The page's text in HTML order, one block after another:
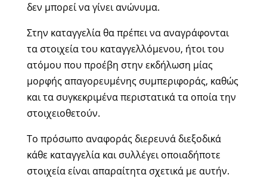
δεν μπορεί να γίνει ανώνυμα.
Στην καταγγελία θα πρέπει να αναγράφονται
τα στοιχεία του καταγγελλόμενου, ήτοι του
ατόμου που προέβη στην εκδήλωση μίας
μορφής απαγορευμένης συμπεριφοράς, καθώς
και τα συγκεκριμένα περιστατικά τα οποία την
στοιχειοθετούν.
Το πρόσωπο αναφοράς διερευνά διεξοδικά
κάθε καταγγελία και συλλέγει οποιαδήποτε
στοιχεία είναι απαραίτητα σχετικά με αυτήν.